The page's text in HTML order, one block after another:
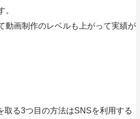
。
動画制作のレベルも上がって実績が
取る3つ目の方法はSNSを利用する